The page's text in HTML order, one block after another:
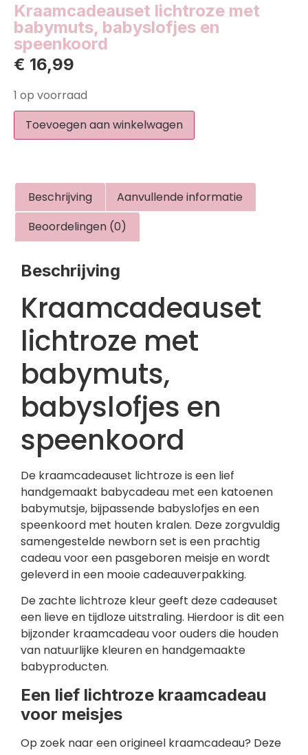
Kraamcadeauset lichtroze met
babymuts, babyslofjes en
speenkoord
€ 16,99
1 op voorraad
Toevoegen aan winkelwagen
Beschrijving
Aanvullende informatie
Beoordelingen (0)
Beschrijving
Kraamcadeauset
lichtroze met
babymuts,
babyslofjes en
speenkoord
De kraamcadeauset lichtroze is een lief
handgemaakt babycadeau met een katoenen
babymutsje, bijpassende babyslofjes en een
speenkoord met houten kralen. Deze zorgvuldig
samengestelde newborn set is een prachtig
cadeau voor een pasgeboren meisje en wordt
geleverd in een mooie cadeauverpakking.
De zachte lichtroze kleur geeft deze cadeauset
een lieve en tijdloze uitstraling. Hierdoor is dit een
bijzonder kraamcadeau voor ouders die houden
van natuurlijke kleuren en handgemaakte
babyproducten.
Een lief lichtroze kraamcadeau
voor meisjes
Op zoek naar een origineel kraamcadeau? Deze